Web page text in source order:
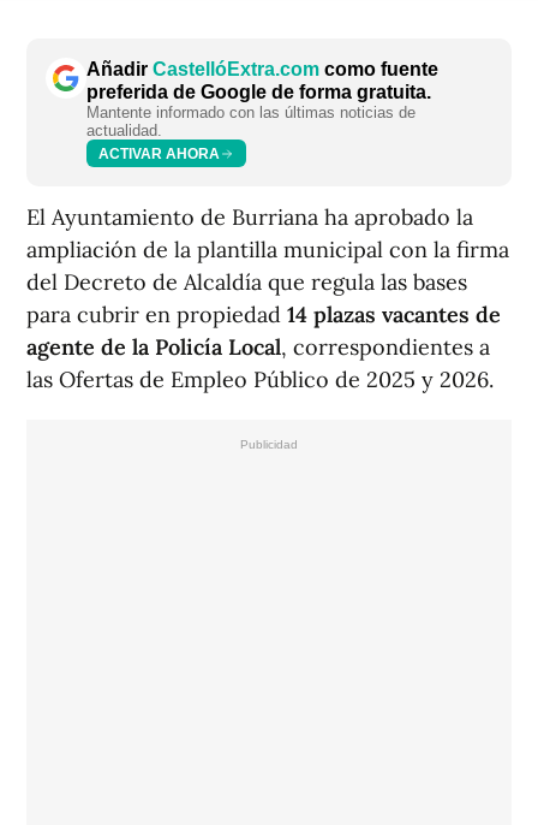
Añadir CastellóExtra.com como fuente
preferida de Google de forma gratuita.
Mantente informado con las últimas noticias de
actualidad.
ACTIVAR AHORA
El Ayuntamiento de Burriana ha aprobado la
ampliación de la plantilla municipal con la firma
del Decreto de Alcaldía que regula las bases
para cubrir en propiedad 14 plazas vacantes de
agente de la Policía Local, correspondientes a
las Ofertas de Empleo Público de 2025 y 2026.